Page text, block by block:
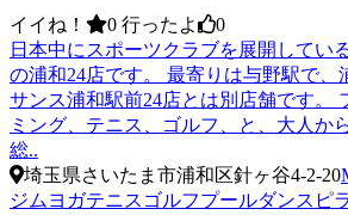
イイね！ 0 行ったよ
0
日本中にスポーツクラブを展開してい
の浦和24店です。 最寄りは与野駅で、
サンス浦和駅前24店とは別店舗です。
ミング、テニス、ゴルフ、と、大人か
総..
埼玉県さいたま市浦和区針ヶ谷4-2-20
ジム ヨガテニス ゴルフプールダンス ピ